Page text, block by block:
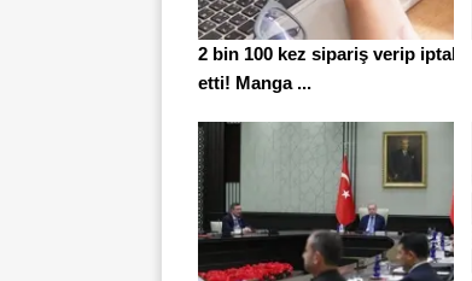
2 bin 100 kez sipariş verip iptal
etti! Manga ...